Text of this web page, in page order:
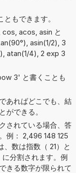
もできます。
acos, asin と
asin(1/2), 3
atan(1/4), 2 exp 3
3' と書くことも
あればどこでも、結
ができる。
されている場合、答
例： 2,496 148 125
、数は指数（ 21）と
分割されます。例
きる数字が限られて